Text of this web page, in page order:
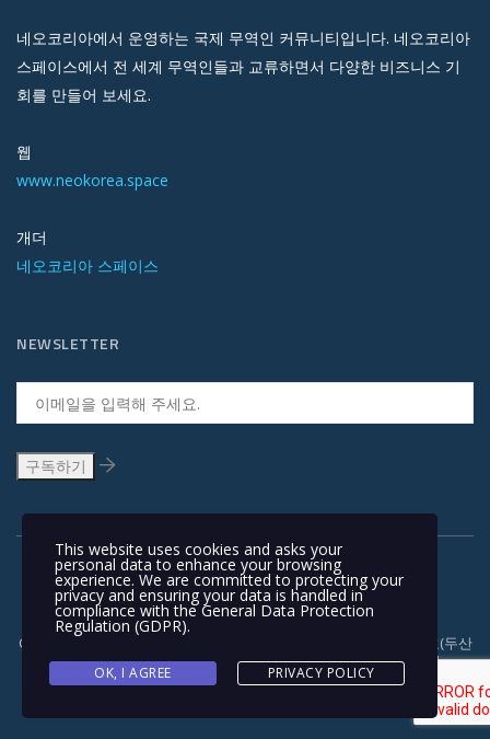
네오코리아에서 운영하는 국제 무역인 커뮤니티입니다. 네오코리아
스페이스에서 전 세계 무역인들과 교류하면서 다양한 비즈니스 기
회를 만들어 보세요.
웹
www.neokorea.space
개더
네오코리아 스페이스
NEWSLETTER
Copyright © 1991-2018 | 경기도 안양시 흥안대로 415, 서관 1110호(두산
벤처다임) 우: 14059 | T +82-31-478-5434 | F +82-31-478-5437 |
NEOKOREA TRADING COMPANY LIMITED. NEOKOREA. ALL RIGHTS
This website uses cookies and asks your
personal data to enhance your browsing
experience. We are committed to protecting your
privacy and ensuring your data is handled in
compliance with theGeneral Data Protection
Regulation (GDPR).
OK, I AGREE PRIVACY POLICY